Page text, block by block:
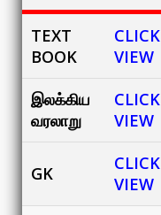
TEXT
BOOK
CLICK
VIEW
இலக்கிய
வரலாறு
CLICK
VIEW
GK
CLICK
VIEW